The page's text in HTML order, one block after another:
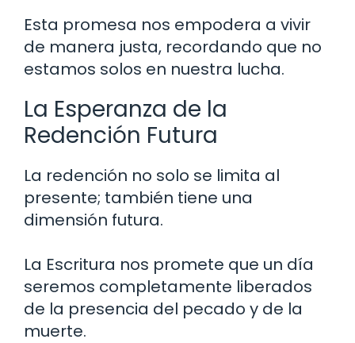
Esta promesa nos empodera a vivir
de manera justa, recordando que no
estamos solos en nuestra lucha.
La Esperanza de la
Redención Futura
La redención no solo se limita al
presente; también tiene una
dimensión futura.
La Escritura nos promete que un día
seremos completamente liberados
de la presencia del pecado y de la
muerte.